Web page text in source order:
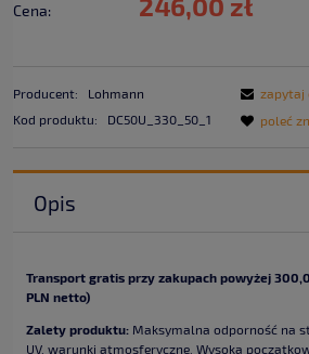
Cena: 246,00 zł
Producent:
Lohmann
Kod produktu:
DC50U_330_50_1
zapytaj
poleć
Opis
Transport gratis przy zakupach powyżej
PLN netto)
Zalety produktu: Maksymalna odporność na
UV, warunki atmosferyczne. Wysoka